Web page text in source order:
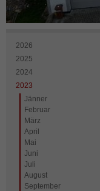
2026
2025
2024
2023
Jänner
Februar
März
April
Mai
Juni
Juli
August
September